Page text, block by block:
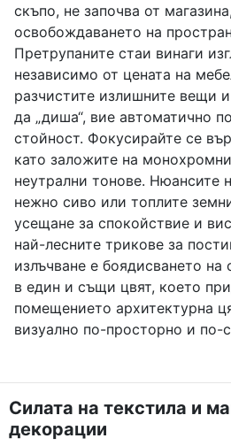
скъпо, не започва от
освобождаването на
Претрупаните стаи винаги
независимо от цената на
разчистите излишните вещи
да „диша“, вие автоматично
стойност. Фокусирайте се
като заложите на
неутрални тонове. Нюансите
нежно сиво или топлите
усещане за спокойствие и
най-лесните трикове за
излъчване е боядисването на
в един и същи цвят, което
помещението архитектурна
визуално по-просторно и по-
Силата на текстила и
декорации